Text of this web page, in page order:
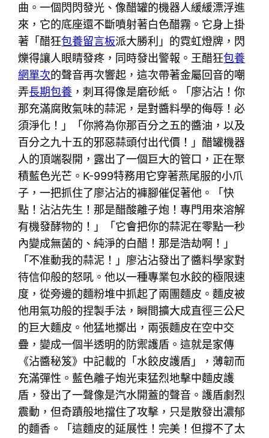
曲。一個閃閃發光、像醋罐的機器人緩緩漂浮進
來，它的底座還不斷噴射著白色醋霧。它身上掛
著「醋狂包養留言板派大勝利」的霓虹燈牌，閃
爍得讓人眼睛發疼，同時發出警報。王醋狂包養
網單次的聲音再次響起，這次帶著金屬回音的嘲
弄長期包養 ，刺耳得像是磨砂紙。「廖沾沾！你
那充滿腐敗氣味的蒜泥，是對醬料學的侮辱！必
須淨化！」「你將為你那百分之五的醬油，以及
百分之九十五的邪惡蒜頭付出代價！」醋罐機器
人的頂端裂開，露出了一個巨大的管口，正在聚
積藍色光芒。K-999特務用它穿著燕尾服的小爪
子，一把抓住了廖沾沾的褲腳催促著他。「快
點！沾沾先生！那是醋酸離子炮！專門用來溶解
有機發酵物的！」「它會把你的蒜泥在零點一秒
內變成無菌的、純淨的白醋！那是浩劫啊！」
「不准動我的蒜泥！」廖沾沾發出了醬料學家對
待信仰般的怒吼。他以一種專業包水餃的極限速
度，從旁邊的麵粉堆中抓起了兩團麵皮。麵皮被
他用氣功般的捏製手法，瞬間擴大成直徑三公尺
的巨大麵皮。他猛地擲出，兩張麵皮在空中交
疊，變成一個半透明的防禦護盾。這就是家傳
《沾醬秘笈》中記載的「水餃皮護盾」，薄韌而
充滿彈性。藍色離子炮光束猛烈地擊中麵皮護
盾，發出了一聲像是汽水開蓋的聲音。護盾劇烈
震動，但奇蹟般地擋住了攻擊，只是散發出濃郁
的麵香。「這麵皮的延展性！完美！但撐不了太